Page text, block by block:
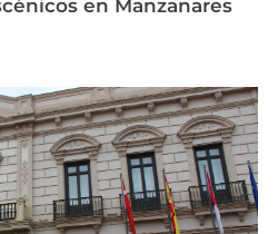
en Manzanares